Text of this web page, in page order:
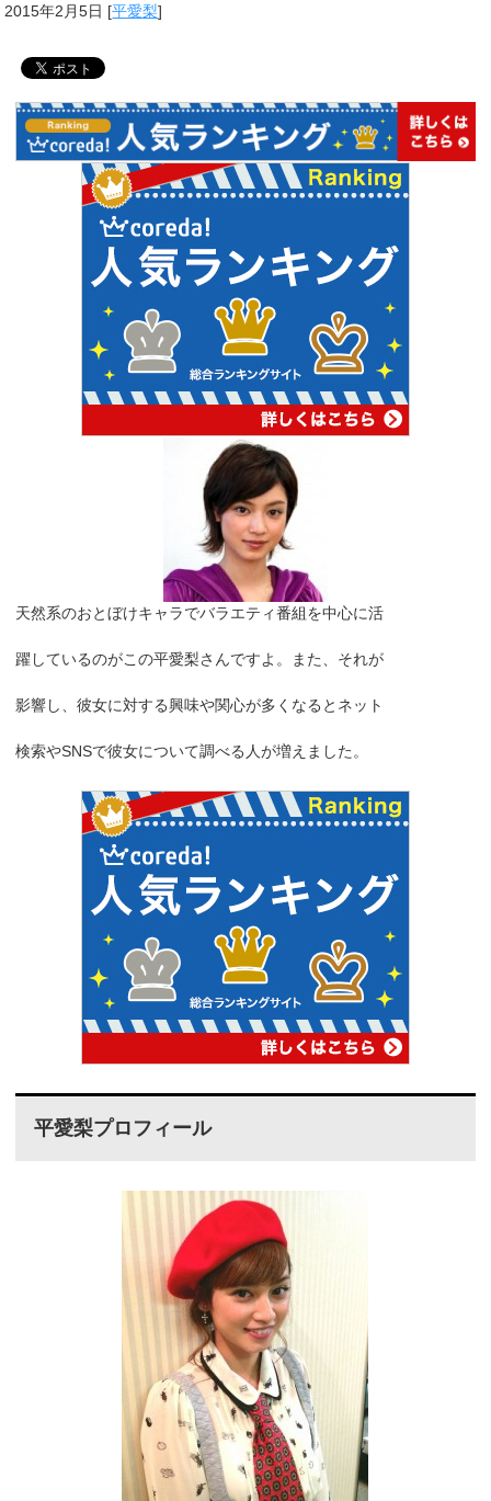
2015年2月5日 [平愛梨]
天然系のおとぼけキャラでバラエティ番組を中心に活
躍しているのがこの平愛梨さんですよ。また、それが
影響し、彼女に対する興味や関心が多くなるとネット
検索やSNSで彼女について調べる人が増えました。
平愛梨プロフィール